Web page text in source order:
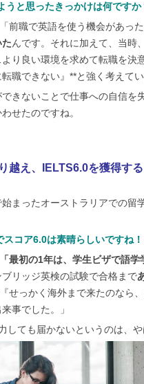
うと思ったきっかけは何ですか
前職で英語を使う機会があっ
んです。それに加えて、当時
り良い環境を求めて転職を決
職できない』**と強く考えて
できないことで仕事への自信
せたのですね。
越え、IELTS6.0を獲得す
まったオーストラリアでの留
スコア6.0は素晴らしいですね
「最初の1年は、学生ビザで語学
ブリッジ英検の試験で合格まで
せっかく海外まで来たのなら、
事でした。」
しても届かないというのは、